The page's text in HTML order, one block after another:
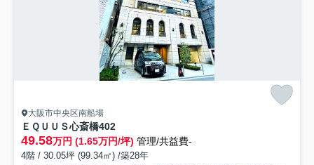
大阪市中央区南船場
ＥＱＵＵＳ心斎橋402
49.58万円 (1.65万円/坪) 管理/共益費-
4階 / 30.05坪 (99.34㎡) /築28年